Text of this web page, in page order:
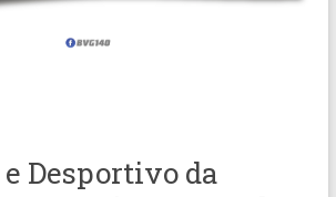
Desportivo da